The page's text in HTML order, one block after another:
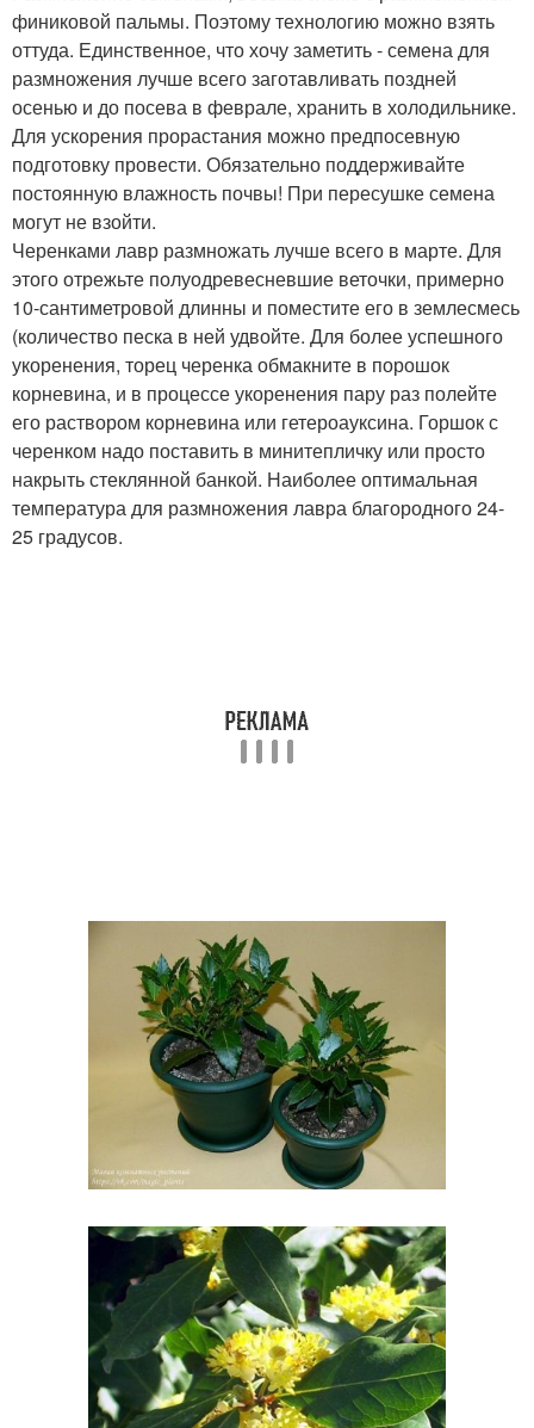
финиковой пальмы. Поэтому технологию можно взять
оттуда. Единственное, что хочу заметить - семена для
размножения лучше всего заготавливать поздней
осенью и до посева в феврале, хранить в холодильнике.
Для ускорения прорастания можно предпосевную
подготовку провести. Обязательно поддерживайте
постоянную влажность почвы! При пересушке семена
могут не взойти.
Черенками лавр размножать лучше всего в марте. Для
этого отрежьте полуодревесневшие веточки, примерно
10-сантиметровой длинны и поместите его в землесмесь
(количество песка в ней удвойте. Для более успешного
укоренения, торец черенка обмакните в порошок
корневина, и в процессе укоренения пару раз полейте
его раствором корневина или гетероауксина. Горшок с
черенком надо поставить в минитепличку или просто
накрыть стеклянной банкой. Наиболее оптимальная
температура для размножения лавра благородного 24-
25 градусов.